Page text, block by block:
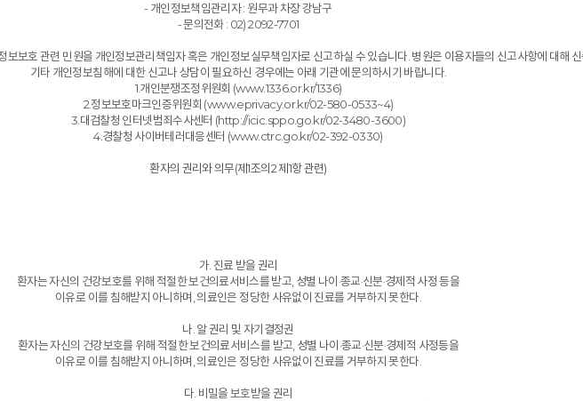
- 개인정보책임관리자 : 원무과 차장 강남구
- 문의전화 : 02) 2092-7701
보호 관련 민원을 개인정보관리책임자 혹은 개인정보실무책임자로 신고하실 수 있습니다. 병원은 이용자들의 신고사항에 대해
기타 개인정보침해에 대한 신고나 상담이 필요하신 경우에는 아래 기관에 문의하시기 바랍니다.
1.개인분쟁조정위원회 (www.1336.or.kr/1336)
2.정보보호마크인증위원회 (www.eprivacy.or.kr/02-580-0533~4)
3.대검찰청 인터넷범죄수사센터 (http://icic.sppo.go.kr/02-3480-3600)
4.경찰청 사이버테러대응센터 (www.ctrc.go.kr/02-392-0330)
환자의 권리와 의무(제1조의2 제1항 관련)
가. 진료 받을 권리
환자는 자신의 건강보호를 위해 적절한 보건의료서비스를 받고, 성별 나이·종교·신분·경제적 사정 등을
이유로 이를 침해받지 아니하며, 의료인은 정당한 사유없이 진료를 거부하지 못한다.
나. 알 권리 및 자기결정권
환자는 자신의 건강보호를 위해 적절한 보건의료서비스를 받고, 성별 나이·종교·신분·경제적 사정등을
이유로 이를 침해받지 아니하며, 의료인은 정당한 사유없이 진료를 거부하지 못한다.
다. 비밀을 보호받을 권리